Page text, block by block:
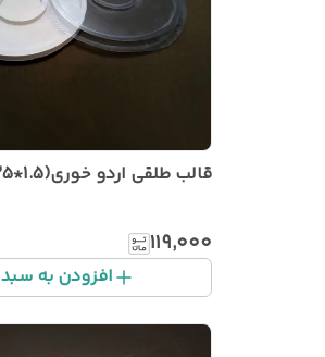
قالب طلقی اردو خوری(1.5*25*25)
۱۱۹٬۰۰۰
افزودن به سبد